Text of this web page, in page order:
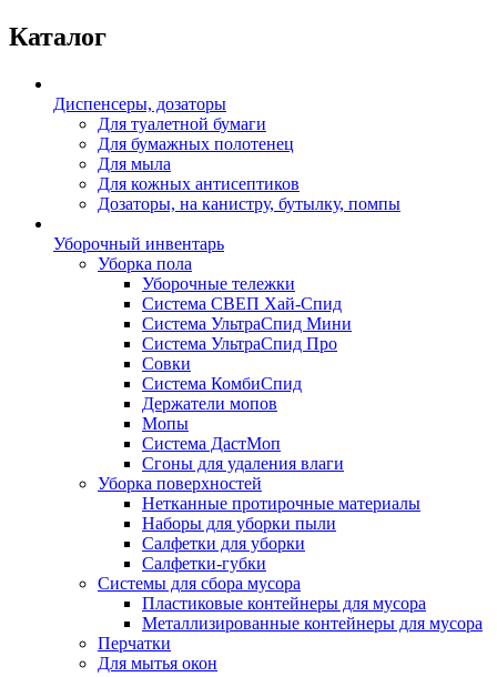
Каталог
Диспенсеры, дозаторы
Для туалетной бумаги
Для бумажных полотенец
Для мыла
Для кожных антисептиков
Дозаторы, на канистру, бутылку, помпы
Уборочный инвентарь
Уборка пола
Уборочные тележки
Система СВЕП Хай-Спид
Система УльтраСпид Мини
Система УльтраСпид Про
Совки
Система КомбиСпид
Держатели мопов
Мопы
Система ДастМоп
Сгоны для удаления влаги
Уборка поверхностей
Нетканные протирочные материалы
Наборы для уборки пыли
Салфетки для уборки
Салфетки-губки
Системы для сбора мусора
Пластиковые контейнеры для мусора
Металлизированные контейнеры для мусора
Перчатки
Для мытья окон